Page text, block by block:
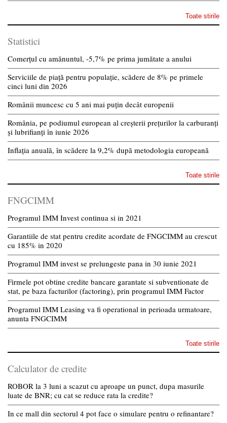
Toate stirile
Statistici
Comerțul cu amănuntul, -5,7% pe prima jumătate a anului
Serviciile de piață pentru populație, scădere de 8% pe primele
cinci luni din 2026
Românii muncesc cu 5 ani mai puțin decât europenii
România, pe podiumul european al creșterii prețurilor la carburanți
și lubrifianți în iunie 2026
Inflația anuală, în scădere la 9,2% după metodologia europeană
Toate stirile
FNGCIMM
Programul IMM Invest continua si in 2021
Garantiile de stat pentru credite acordate de FNGCIMM au crescut
cu 185% in 2020
Programul IMM invest se prelungeste pana in 30 iunie 2021
Firmele pot obtine credite bancare garantate si subventionate de
stat, pe baza facturilor (factoring), prin programul IMM Factor
Programul IMM Leasing va fi operational in perioada urmatoare,
anunta FNGCIMM
Toate stirile
Calculator de credite
ROBOR la 3 luni a scazut cu aproape un punct, dupa masurile
luate de BNR; cu cat se reduce rata la credite?
In ce mall din sectorul 4 pot face o simulare pentru o refinantare?